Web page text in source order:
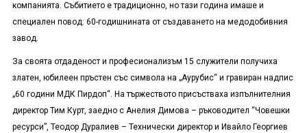
компанията. Събитието е традиционно, но тази година имаше и
специален повод: 60-годишнината от създаването на медодобивния
завод.
За своята отдаденост и професионализъм 15 служители получиха
златен, юбилеен пръстен със символа на „Аурубис“ и гравиран надпис
„60 години МДК Пирдоп“. На тържеството присъстваха изпълнителния
директор Тим Курт, заедно с Анелия Димова – ръководител “Човешки
ресурси”, Теодор Дуралиев – Технически директор и Ивайло Георгиев